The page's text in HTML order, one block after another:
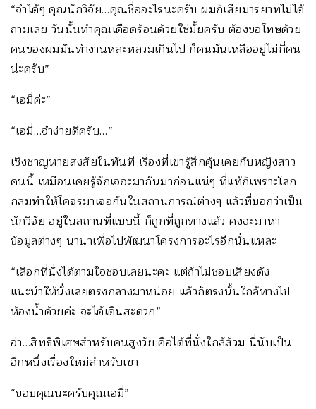
“จำได้ๆ คุณนักวิจัย…คุณชื่ออะไรนะครับ ผมก็เสียมารยาทไม่ได้
ถามเลย วันนั้นทำคุณเดือดร้อนด้วยใช่มั้ยครับ ต้องขอโทษด้วย
คนของผมมันทำงานหละหลวมเกินไป ก็คนมันเหลืออยู่ไม่กี่คน
น่ะครับ”
“เอมี่ค่ะ”
“เอมี่…จำง่ายดีครับ…”
เชิงชาญหายสงสัยในทันที เรื่องที่เขารู้สึกคุ้นเคยกับหญิงสาว
คนนี้ เหมือนเคยรู้จักเจอะมากันมาก่อนแน่ๆ ที่แท้ก็เพราะโลก
กลมทำให้โคจรมาเจอกันในสถานการณ์ต่างๆ แล้วที่บอกว่าเป็น
นักวิจัย อยู่ในสถานที่แบบนี้ ก็ถูกที่ถูกทางแล้ว คงจะมาหา
ข้อมูลต่างๆ นานาเพื่อไปพัฒนาโครงการอะไรอีกนั่นแหละ
“เลือกที่นั่งได้ตามใจชอบเลยนะคะ แต่ถ้าไม่ชอบเสียงดัง
แนะนำให้นั่งเลยตรงกลางมาหน่อย แล้วก็ตรงนั้นใกล้ทางไป
ห้องน้ำด้วยค่ะ จะได้เดินสะดวก”
อ่า…สิทธิพิเศษสำหรับคนสูงวัย คือได้ที่นั่งใกล้ส้วม นี่นับเป็น
อีกหนึ่งเรื่องใหม่สำหรับเขา
“ขอบคุณนะครับคุณเอมี่”